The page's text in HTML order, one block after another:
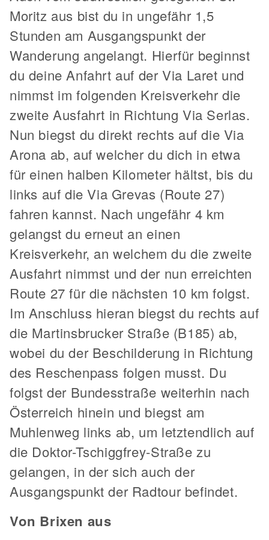
Moritz aus bist du in ungefähr 1,5
Stunden am Ausgangspunkt der
Wanderung angelangt. Hierfür beginnst
du deine Anfahrt auf der Via Laret und
nimmst im folgenden Kreisverkehr die
zweite Ausfahrt in Richtung Via Serlas.
Nun biegst du direkt rechts auf die Via
Arona ab, auf welcher du dich in etwa
für einen halben Kilometer hältst, bis du
links auf die Via Grevas (Route 27)
fahren kannst. Nach ungefähr 4 km
gelangst du erneut an einen
Kreisverkehr, an welchem du die zweite
Ausfahrt nimmst und der nun erreichten
Route 27 für die nächsten 10 km folgst.
Im Anschluss hieran biegst du rechts auf
die Martinsbrucker Straße (B185) ab,
wobei du der Beschilderung in Richtung
des Reschenpass folgen musst. Du
folgst der Bundesstraße weiterhin nach
Österreich hinein und biegst am
Muhlenweg links ab, um letztendlich auf
die Doktor-Tschiggfrey-Straße zu
gelangen, in der sich auch der
Ausgangspunkt der Radtour befindet.
Von Brixen aus